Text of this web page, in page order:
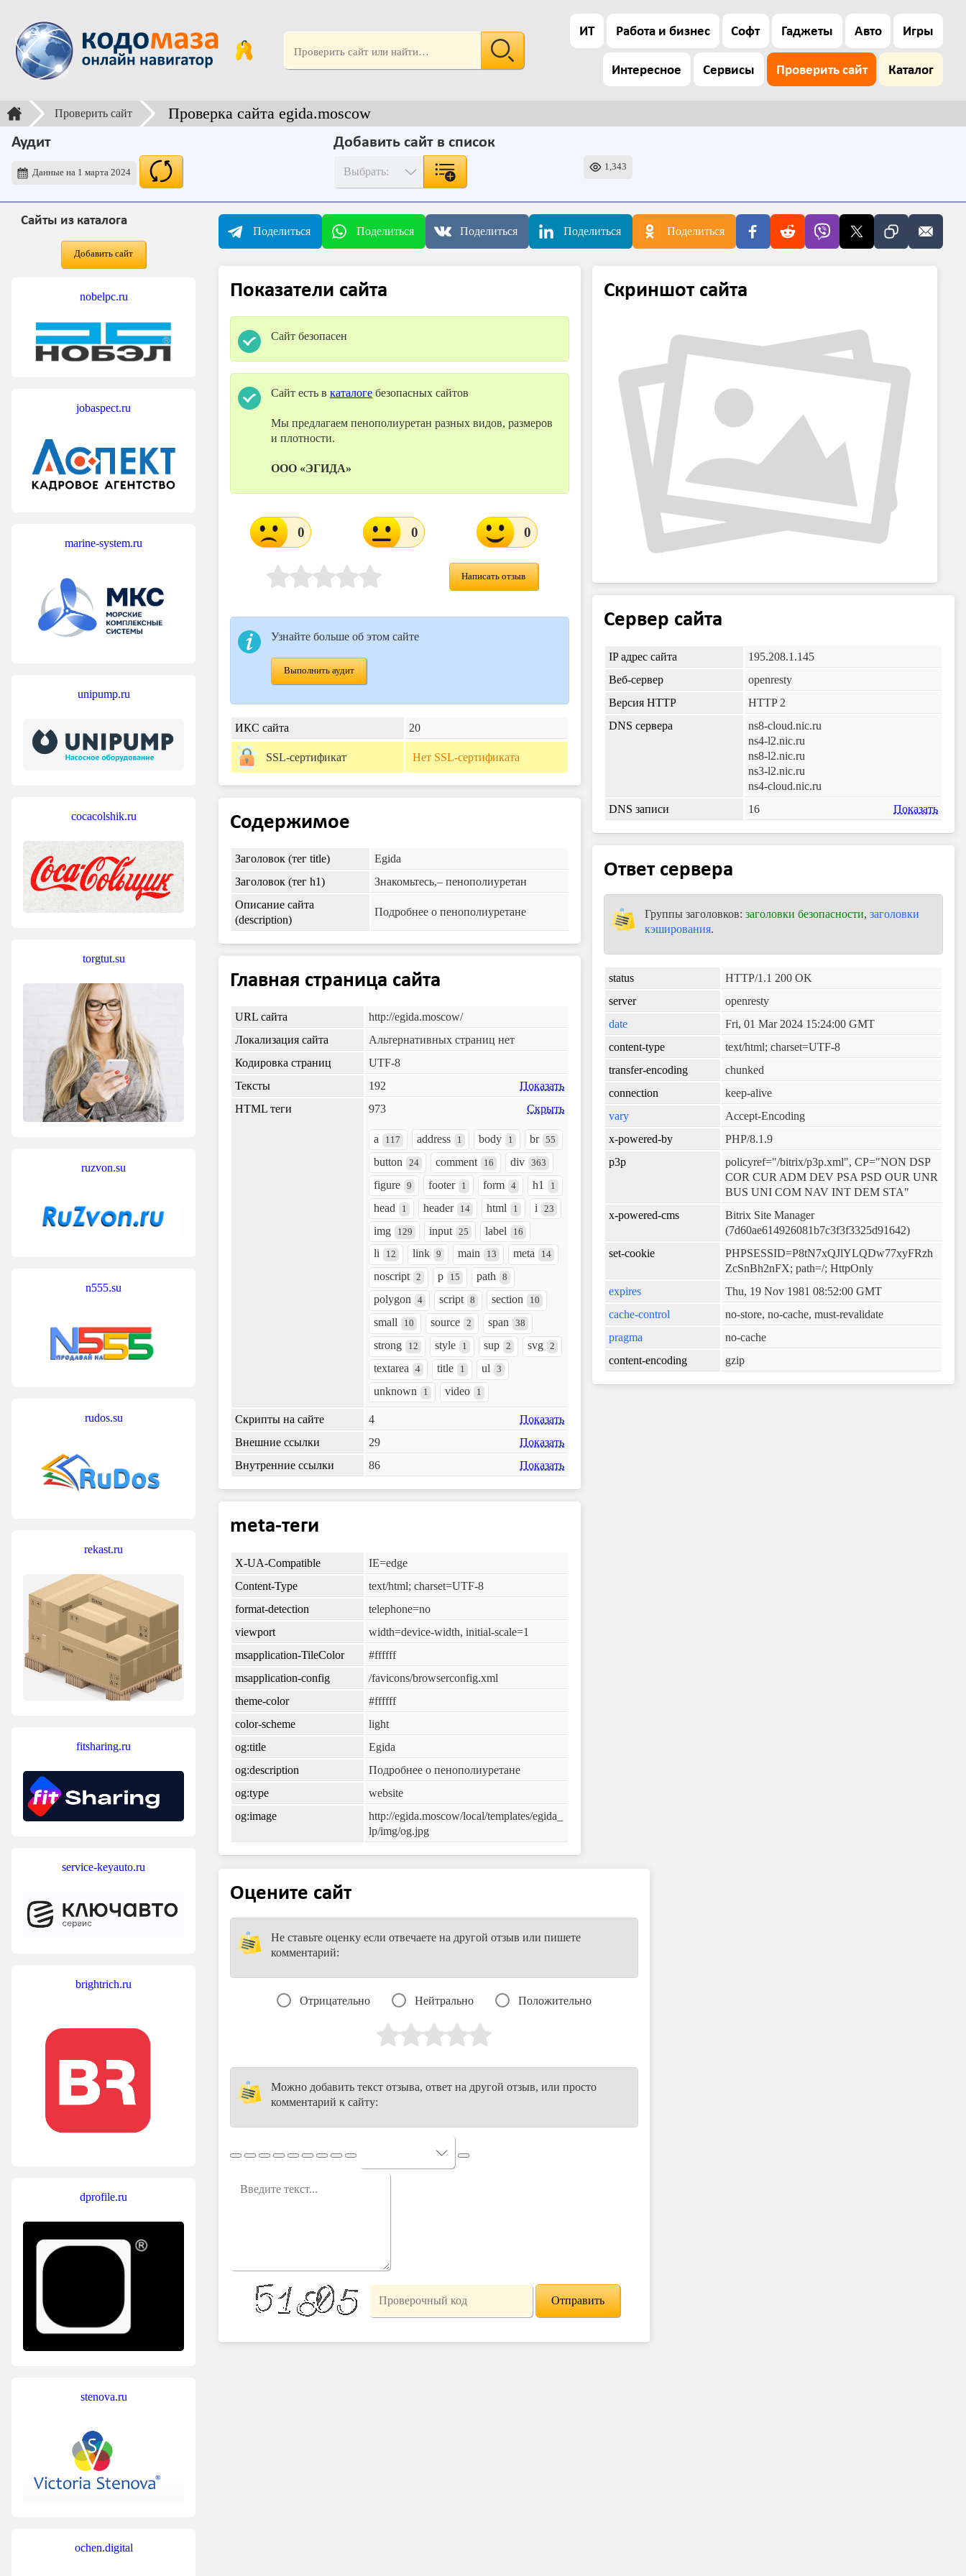
ИТ Работа и бизнес Софт Гаджеты Авто Игры
Интересное Сервисы Проверить сайт Каталог
Проверить сайт Проверка сайта egida.moscow
Аудит
Данные на 1 марта 2024
Добавить сайт в список
1,343
Поделиться Поделиться Поделиться Поделиться Поделиться
Показатели сайта
Сайт безопасен
Сайт есть в каталоге безопасных сайтов
Мы предлагаем пенополиуретан разных видов, размеров
и плотности.
ООО «ЭГИДА»
0 0 0
Написать отзыв
Узнайте больше об этом сайте
Выполнить аудит
ИКС сайта 20
SSL-сертификат Нет SSL-сертификата
Содержимое
Заголовок (тег title)
Egida
Заголовок (тег h1)
Знакомьтесь,– пенополиуретан
Описание сайта
(description)
Подробнее о пенополиуретане
Главная страница сайта
URL сайта
http://egida.moscow/
Локализация сайта
Альтернативных страниц нет
Кодировка страниц
UTF-8
Тексты
192
Показать
HTML теги
973 Скрыть
a 117 address 1 body 1 br 55
button 24 comment 16 div 363
figure 9 footer 1 form 4 h1 1
head 1 header 14 html 1 i 23
img 129 input 25 label 16
li 12 link 9 main 13 meta 14
noscript 2 p 15 path 8
polygon 4 script 8 section 10
small 10 source 2 span 38
strong 12 style 1 sup 2 svg 2
textarea 4 title 1 ul 3
unknown 1 video 1
Скрипты на сайте 4
Показать
Внешние ссылки
29
Показать
Внутренние ссылки
86 Показать
meta-теги
X-UA-Compatible
IE=edge
Content-Type
text/html; charset=UTF-8
format-detection
telephone=no
viewport
width=device-width, initial-scale=1
msapplication-TileColor
#ffffff
msapplication-config
/favicons/browserconfig.xml
theme-color
#ffffff
color-scheme
light
og:title
Egida
og:description
Подробнее о пенополиуретане
og:type
website
og:image
http://egida.moscow/local/templates/egida_
lp/img/og.jpg
Скриншот сайта
Сервер сайта
IP адрес сайта
195.208.1.145
Веб-сервер
openresty
Версия HTTP
HTTP 2
DNS сервера
ns8-cloud.nic.ru
ns4-l2.nic.ru
ns8-l2.nic.ru
ns3-l2.nic.ru
ns4-cloud.nic.ru
DNS записи
16 Показать
Ответ сервера
Группы заголовков: заголовки безопасности, заголовки
кэширования.
status
HTTP/1.1 200 OK
server
openresty
date
Fri, 01 Mar 2024 15:24:00 GMT
content-type
text/html; charset=UTF-8
transfer-encoding
chunked
connection
keep-alive
vary
Accept-Encoding
x-powered-by
PHP/8.1.9
p3p
policyref="/bitrix/p3p.xml", CP="NON DSP
COR CUR ADM DEV PSA PSD OUR UNR
BUS UNI COM NAV INT DEM STA"
x-powered-cms
Bitrix Site Manager
(7d60ae614926081b7c3f3f3325d91642)
set-cookie
PHPSESSID=P8tN7xQJlYLQDw77xyFRzh
ZcSnBh2nFX; path=/; HttpOnly
expires
Thu, 19 Nov 1981 08:52:00 GMT
cache-control
no-store, no-cache, must-revalidate
pragma
no-cache
content-encoding
gzip
Оцените сайт
Не ставьте оценку если отвечаете на другой отзыв или пишете
комментарий:
Отрицательно Нейтрально Положительно
Можно добавить текст отзыва, ответ на другой отзыв, или просто
комментарий к сайту:
Сайты из каталога
Добавить сайт
nobelpc.ru
jobaspect.ru
marine-system.ru
unipump.ru
cocacolshik.ru
torgtut.su
ruzvon.su
n555.su
rudos.su
rekast.ru
fitsharing.ru
service-keyauto.ru
brightrich.ru
dprofile.ru
stenova.ru
ochen.digital